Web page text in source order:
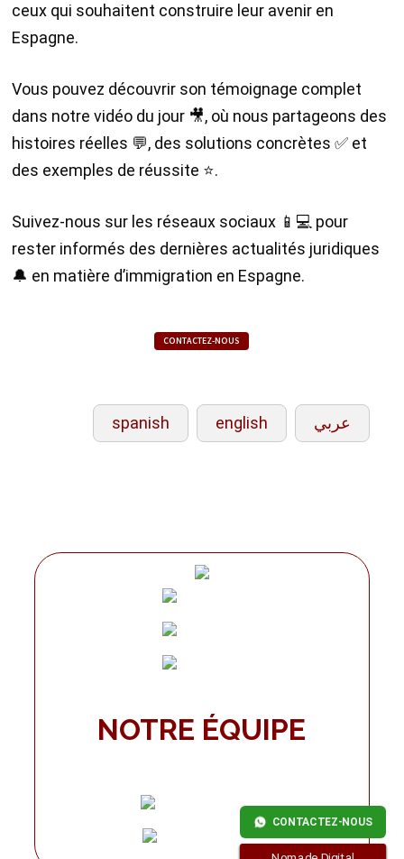
ceux qui souhaitent construire leur avenir en
Espagne.
Vous pouvez découvrir son témoignage complet
dans notre vidéo du jour 🎥, où nous partageons des
histoires réelles 💬, des solutions concrètes ✅ et
des exemples de réussite ⭐️.
Suivez-nous sur les réseaux sociaux 📱💻 pour
rester informés des dernières actualités juridiques
🔔 en matière d’immigration en Espagne.
CONTACTEZ-NOUS
spanish english عربي
NOTRE ÉQUIPE
CONTACTEZ-NOUS